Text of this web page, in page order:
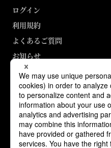
ログイン
利用規約
よくあるご質問
お知らせ